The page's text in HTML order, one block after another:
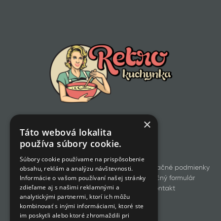
Všetky produkty
Obchodné a reklamačné podmienky
Odstúpenie od zmluvy
Reklamačný formulár
GDPR
Cookies Kontakt
×
Táto webová lokalita
používa súbory cookie.
Súbory cookie používame na prispôsobenie
obsahu, reklám a analýzu návštevnosti.
Informácie o vašom používaní našej stránky
zdieľame aj s našimi reklamnými a
analytickými partnermi, ktorí ich môžu
kombinovať s inými informáciami, ktoré ste
im poskytli alebo ktoré zhromaždili pri